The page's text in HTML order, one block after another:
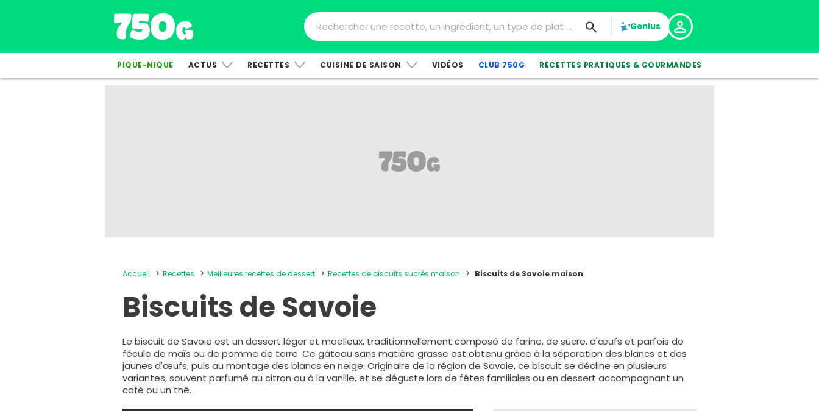
Genius
PIQUE-NIQUE ACTUS RECETTES CUISINE DE SAISON VIDÉOS CLUB 750G RECETTES PRATIQUES & GOURMANDES
Accueil Recettes Meilleures recettes de dessert Recettes de biscuits sucrés maison Biscuits de Savoie maison
Biscuits de Savoie
Le biscuit de Savoie est un dessert léger et moelleux, traditionnellement composé de farine, de sucre, d'œufs et parfois de
fécule de maïs ou de pomme de terre. Ce gâteau sans matière grasse est obtenu grâce à la séparation des blancs et des
jaunes d'œufs, puis au montage des blancs en neige. Originaire de la région de Savoie, ce biscuit se décline en plusieurs
variantes, souvent parfumé au citron ou à la vanille, et se déguste lors de fêtes familiales ou en dessert accompagnant un
café ou un thé.